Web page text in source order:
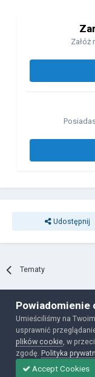
Załóż
Udostępnij
Tematy
Powiadomienie
Umieściliśmy na
usprawnić
plików cookie , w
zgodę.Polityka
Accept Cookies